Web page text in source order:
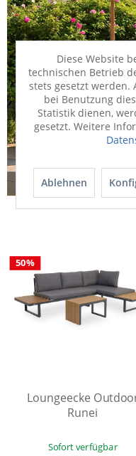
HIER
50%
Loungeecke
Runei
Sofort verfügbar
Diese Website
technischen Betrieb
stets gesetzt werden.
bei Benutzung
Statistik dienen,
gesetzt. Weitere
Ablehnen